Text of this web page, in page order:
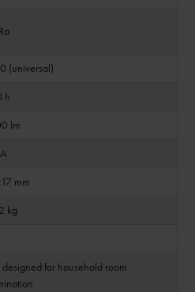
(universal)
h
lm
mm
kg
for household room